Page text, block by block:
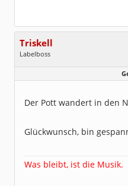
Triskell
Labelboss
Alter:
68
Dabei seit:
04 / 2006
Der Pott wandert in den
Glückwunsch, bin
Was bleibt, ist die Musik.